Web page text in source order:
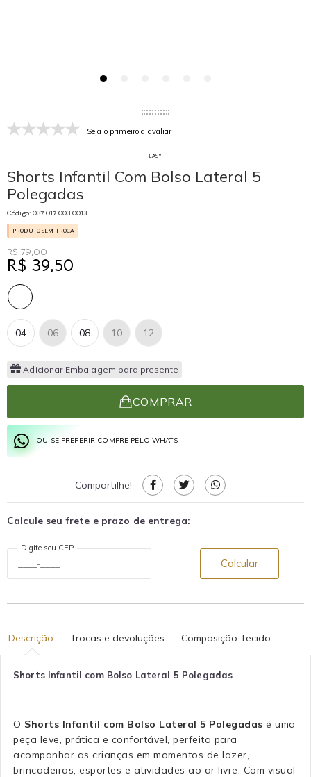
Seja o primeiro a avaliar
EASY
Shorts Infantil Com Bolso Lateral 5
Polegadas
Código: 037 017 003 0013
PRODUTO SEM TROCA
R$ 79,00
R$ 39,50
04 06 08 10 12
Adicionar Embalagem para presente
COMPRAR
OU SE PREFERIR COMPRE PELO WHATS
Compartilhe!
Calcule seu frete e prazo de entrega:
Digite seu CEP
Calcular
Descrição Trocas e devoluções Composição Tecido
Shorts Infantil com Bolso Lateral 5 Polegadas
O Shorts Infantil com Bolso Lateral 5 Polegadas é uma
peça leve, prática e confortável, perfeita para
acompanhar as crianças em momentos de lazer,
brincadeiras, esportes e atividades ao ar livre. Com visual